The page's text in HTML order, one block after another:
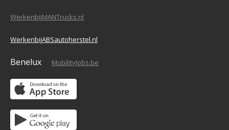
WerkenbijMANTrucks.nl
WerkenbijABSautoherstel.nl
Benelux MobilityJobs.be